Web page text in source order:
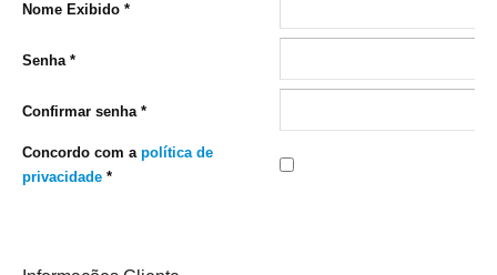
Nome Exibido *
Senha *
Confirmar senha *
Concordo com a política de
privacidade *